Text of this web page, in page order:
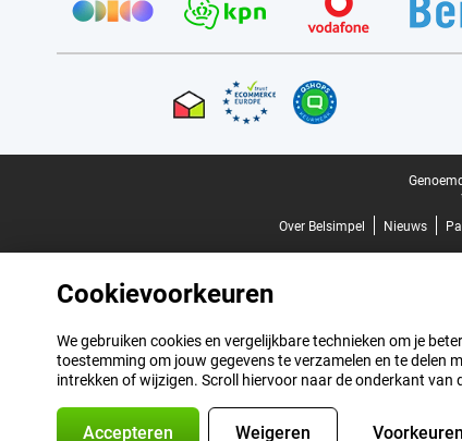
Over Belsimpel
Nieuws
Cookievoorkeuren
We gebruiken cookies en vergelijkbare technieken om je
toestemming om jouw gegevens te verzamelen en te delen
intrekken of wijzigen. Scroll hiervoor naar de onderkant van
Accepteren Weigeren